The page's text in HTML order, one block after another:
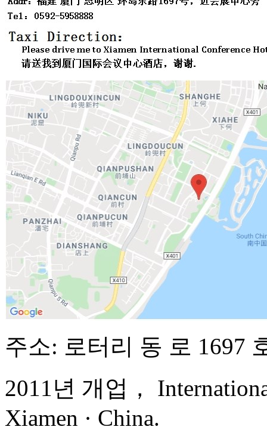
주소: 로터리 동 로 1697
2011년 개업，
Xiamen · China.